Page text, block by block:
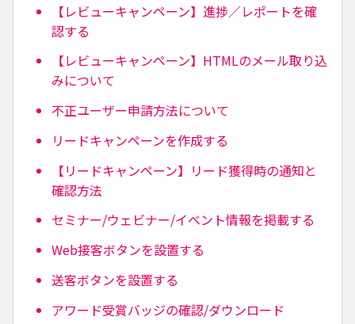
【レビューキャンペーン】進捗／レポートを確
認する
【レビューキャンペーン】HTMLのメール取り込
みについて
不正ユーザー申請方法について
リードキャンペーンを作成する
【リードキャンペーン】リード獲得時の通知と
確認方法
セミナー/ウェビナー/イベント情報を掲載する
Web接客ボタンを設置する
送客ボタンを設置する
アワード受賞バッジの確認/ダウンロード